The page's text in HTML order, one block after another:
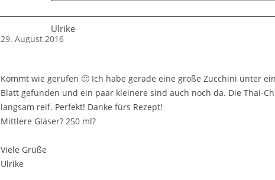
Ulrike
29. August 2016
Kommt wie gerufen 🙂 Ich habe gerade eine große Zucchini unter
Blatt gefunden und ein paar kleinere sind auch noch da. Die Thai-
langsam reif. Perfekt! Danke fürs Rezept!
Mittlere Gläser? 250 ml?
Viele Grüße
Ulrike